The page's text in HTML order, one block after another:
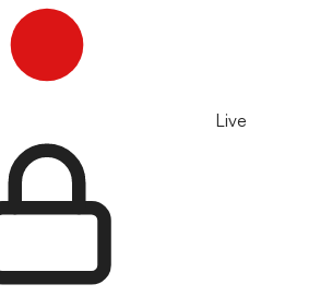
Live